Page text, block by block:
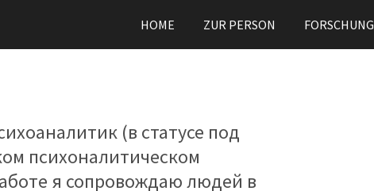
HOME ZUR PERSON FORSCHUNG
(в статусе под
психоналитическом
я сопровождаю людей в